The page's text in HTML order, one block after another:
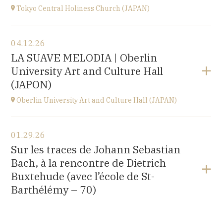
Tokyo Central Holiness Church (JAPAN)
Tokyo (JAPAN)
at14H
04.12.26
LA SUAVE MELODIA | Oberlin
University Art and Culture Hall
(JAPON)
Oberlin University Art and Culture Hall (JAPAN)
〒194-0032 東京都町田市本町田2600-4
2600-4, Honmachida, Machida City, Tokyo (JAPAN)
at14H
Go to site
01.29.26
Sur les traces de Johann Sebastian
Bach, à la rencontre de Dietrich
Buxtehude (avec l’école de St-
Barthélémy – 70)